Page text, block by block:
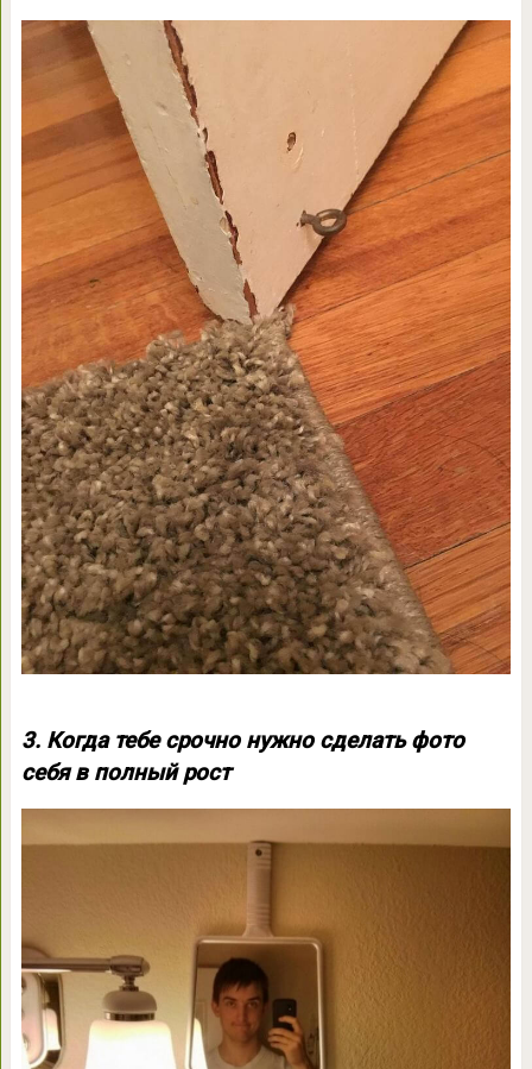
3. Когда тебе срочно нужно сделать фото
себя в полный рост